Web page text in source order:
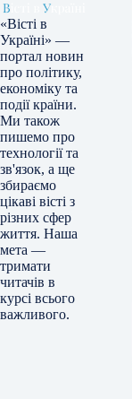
«Вісті в
Україні» —
портал новин
про політику,
економіку та
події країни.
Ми також
пишемо про
технології та
зв'язок, а ще
збираємо
цікаві вісті з
різних сфер
життя. Наша
мета —
тримати
читачів в
курсі всього
важливого.